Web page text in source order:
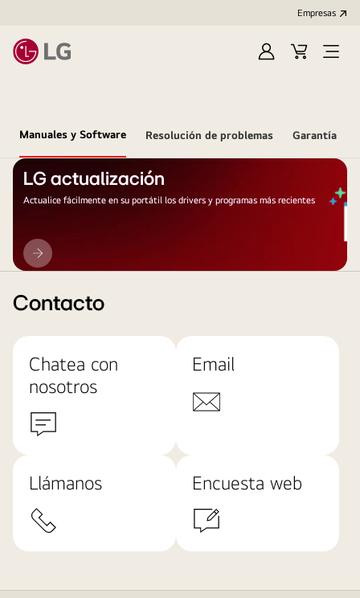
Empresas
IniciarCarritoOpen
Manuales y Software Resolución de problemas Garantía
LG actualización
Actualice fácilmente en su portátil los drivers y programas más recientes
LG
actualización
Contacto
Chatea con
nosotros
Email
Llámanos Encuesta web